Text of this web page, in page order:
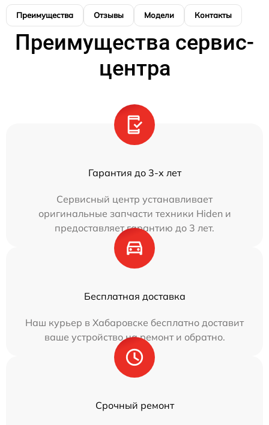
Преимущества Отзывы Модели Контакты
Преимущества сервис-
центра
Гарантия до 3-х лет
Сервисный центр устанавливает
оригинальные запчасти техники Hiden и
предоставляет гарантию до 3 лет.
Бесплатная доставка
Наш курьер в Хабаровске бесплатно доставит
ваше устройство на ремонт и обратно.
Срочный ремонт